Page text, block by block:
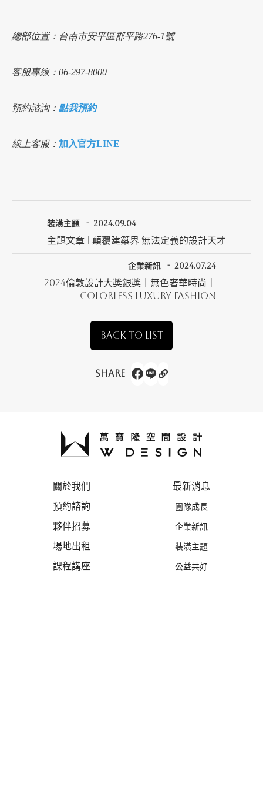
總部位置：台南市安平區郡平路276-1號
客服專線： 06-297-8000
預約諮詢： 點我預約
線上客服： 加入官方LINE
裝潢主題 2024.09.04
主題文章 | 顛覆建築界 無法定義的設計天才
企業新訊 2024.07.24
2024倫敦設計大獎銀獎｜無色奢華時尚｜
Colorless Luxury Fashion
BACK TO LIST
Share
關於我們
預約諮詢
夥伴招募
場地出租
課程講座
最新消息
團隊成長
企業新訊
裝潢主題
公益共好